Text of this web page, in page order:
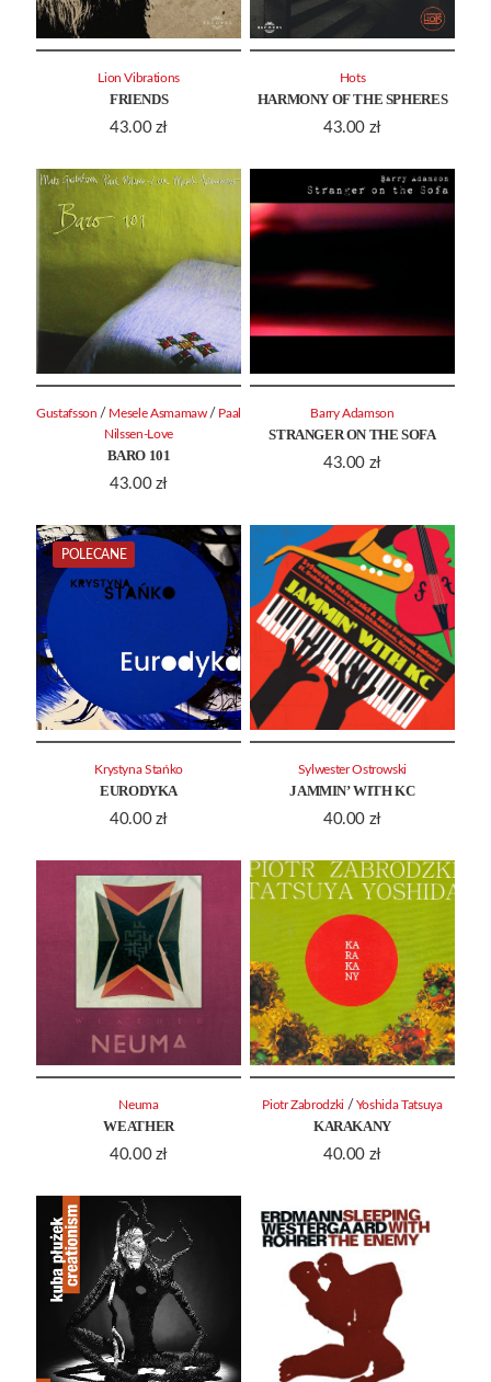
FRIENDS
43.00 zł
Lion Vibrations
HARMONY OF THE SPHERES
43.00 zł
Hots
BARO 101
43.00 zł
Gustafsson / Mesele Asmamaw / Paal
Nilssen-Love
STRANGER ON THE SOFA
43.00 zł
Barry Adamson
POLECANE
EURODYKA
40.00 zł
Krystyna Stańko
JAMMIN’ WITH KC
40.00 zł
Sylwester Ostrowski
WEATHER
40.00 zł
Neuma
KARAKANY
40.00 zł
Piotr Zabrodzki / Yoshida Tatsuya